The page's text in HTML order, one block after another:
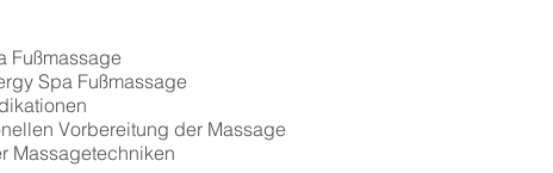
Fußmassage
Spa Fußmassage
Vorbereitung der Massage
Massagetechniken